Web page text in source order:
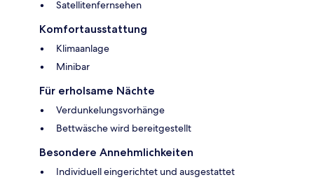
Satellitenfernsehen
Komfortausstattung
Klimaanlage
Minibar
Für erholsame Nächte
Verdunkelungsvorhänge
Bettwäsche wird bereitgestellt
Besondere Annehmlichkeiten
Individuell eingerichtet und ausgestattet